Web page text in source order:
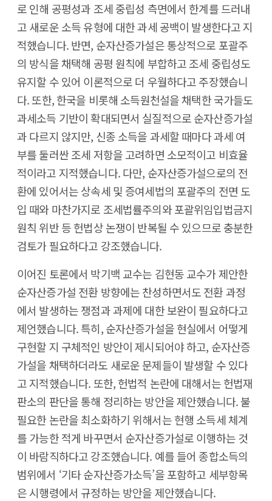
로 인해 공평성과 조세 중립성 측면에서 한계를 드러내
고 새로운 소득 유형에 대한 과세 공백이 발생한다고 지
적했습니다. 반면, 순자산증가설은 통상적으로 포괄주
의 방식을 채택해 공평 원칙에 부합하고 조세 중립성도
유지할 수 있어 이론적으로 더 우월하다고 주장했습니
다. 또한, 한국을 비롯해 소득원천설을 채택한 국가들도
과세소득 기반이 확대되면서 실질적으로 순자산증가설
과 다르지 않지만, 신종 소득을 과세할 때마다 과세 여
부를 둘러싼 조세 저항을 고려하면 소모적이고 비효율
적이라고 지적했습니다. 다만, 순자산증가설으로의 전
환에 있어서는 상속세 및 증여세법의 포괄주의 전면 도
입 때와 마찬가지로 조세법률주의와 포괄위임입법금지
원칙 위반 등 헌법상 논쟁이 반복될 수 있으므로 충분한
검토가 필요하다고 강조했습니다.
이어진 토론에서 박기백 교수는 김현동 교수가 제안한
순자산증가설 전환 방향에는 찬성하면서도 전환 과정
에서 발생하는 쟁점과 과제에 대한 보완이 필요하다고
제언했습니다. 특히, 순자산증가설을 현실에서 어떻게
구현할 지 구체적인 방안이 제시되어야 하고, 순자산증
가설을 채택하더라도 새로운 문제들이 발생할 수 있다
고 지적했습니다. 또한, 헌법적 논란에 대해서는 헌법재
판소의 판단을 통해 정리하는 방안을 제안했습니다. 불
필요한 논란을 최소화하기 위해서는 현행 소득세 체계
를 가능한 적게 바꾸면서 순자산증가설로 이행하는 것
이 바람직하다고 강조했습니다. 예를 들어 종합소득의
범위에서 ‘기타 순자산증가소득’을 포함하고 세부항목
은 시행령에서 규정하는 방안을 제안했습니다.